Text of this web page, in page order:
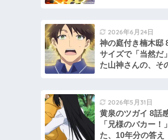
2026年6月24日
神の庭付き楠木邸
サイズで「当然だ
た山神さんの、そ
2026年5月31日
黄泉のツガイ 8話
「兄様のバカー！
た、10年分の答え